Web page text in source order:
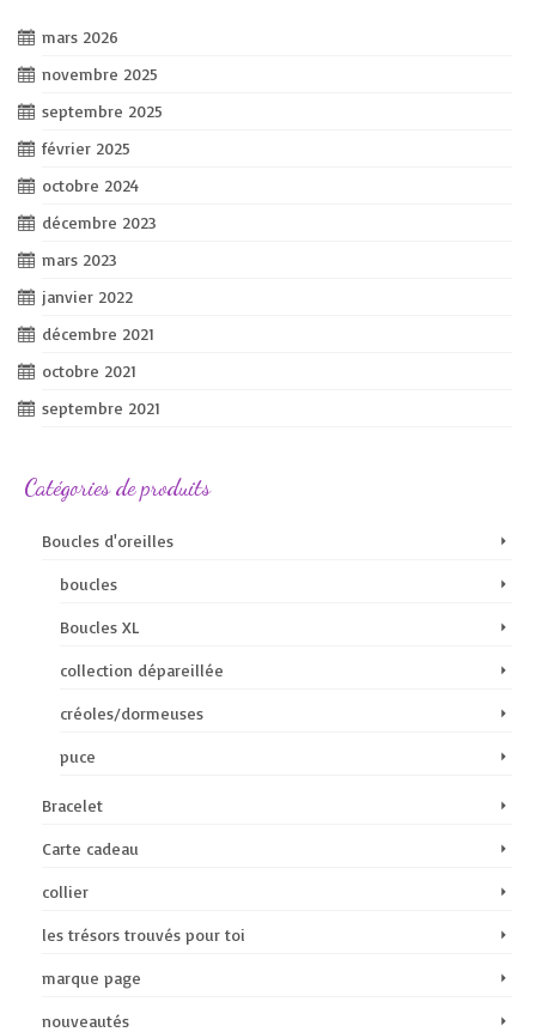
mars 2026
novembre 2025
septembre 2025
février 2025
octobre 2024
décembre 2023
mars 2023
janvier 2022
décembre 2021
octobre 2021
septembre 2021
Catégories de produits
Boucles d'oreilles
boucles
Boucles XL
collection dépareillée
créoles/dormeuses
puce
Bracelet
Carte cadeau
collier
les trésors trouvés pour toi
marque page
nouveautés